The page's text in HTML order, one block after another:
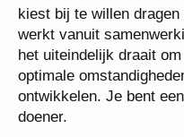
We zoeken een senior
kiest bij te willen
Je werkt vanuit
dat het uiteindelijk
van optimale
te ontwikkelen. Je bent